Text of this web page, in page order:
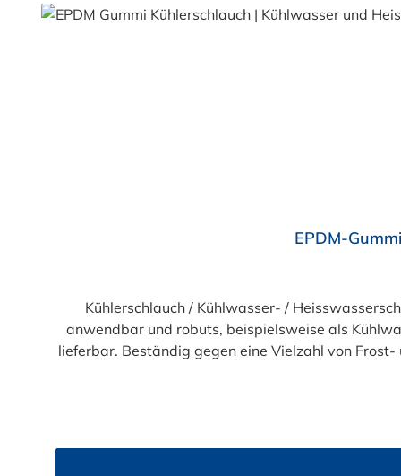
Produktgalerie überspringen
Durchschnittliche Bewertung von 4 von 5 Sternen
EPDM-
Kühlerschlauch / Kühlwasser- /
anwendbar und robuts, beispielsweise als
lieferbar. Beständig gegen eine Vielzahl von
glatt, ab DN 28 stoffgemustert, hitze-,